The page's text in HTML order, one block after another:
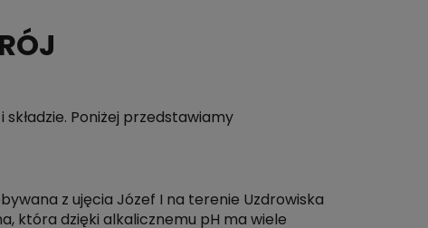
Poniżej przedstawiamy
z ujęcia Józef I na terenie Uzdrowiska
która dzięki alkalicznemu pH ma wiele